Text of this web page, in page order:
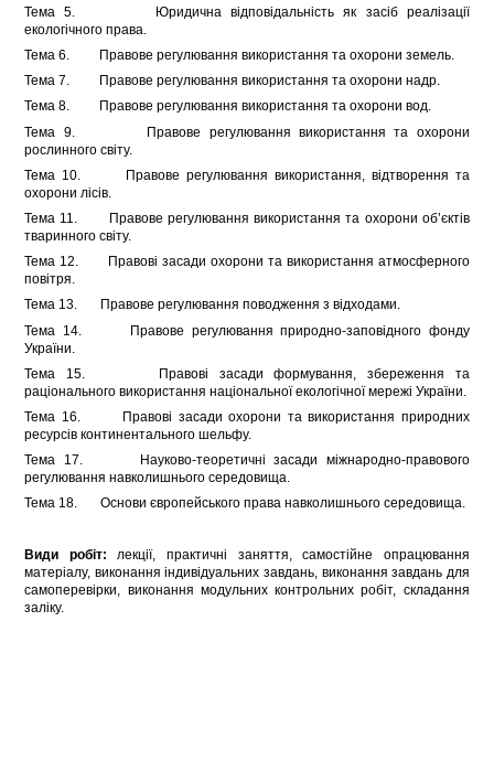
Тема 5. Юридична відповідальність як засіб реалізації
екологічного права.
Тема 6. Правове регулювання використання та охорони земель.
Тема 7. Правове регулювання використання та охорони надр.
Тема 8. Правове регулювання використання та охорони вод.
Тема 9. Правове регулювання використання та охорони
рослинного світу.
Тема 10. Правове регулювання використання, відтворення та
охорони лісів.
Тема 11. Правове регулювання використання та охорони об’єктів
тваринного світу.
Тема 12. Правові засади охорони та використання атмосферного
повітря.
Тема 13. Правове регулювання поводження з відходами.
Тема 14. Правове регулювання природно-заповідного фонду
України.
Тема 15. Правові засади формування, збереження та
раціонального використання національної екологічної мережі України.
Тема 16. Правові засади охорони та використання природних
ресурсів континентального шельфу.
Тема 17. Науково-теоретичні засади міжнародно-правового
регулювання навколишнього середовища.
Тема 18. Основи європейського права навколишнього середовища.
Види робіт: лекції, практичні заняття, самостійне опрацювання
матеріалу, виконання індивідуальних завдань, виконання завдань для
самоперевірки, виконання модульних контрольних робіт, складання
заліку.